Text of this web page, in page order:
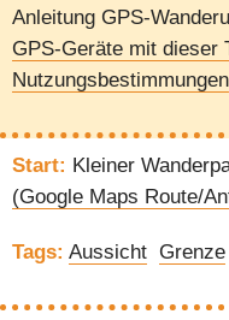
Anleitung GPS-
GPS-Geräte mit dieser
Nutzungsbestimmungen
Start: Kleiner
(Google Maps Route/
Tags: Aussicht Grenze